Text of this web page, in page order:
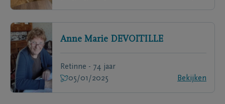
Anne Marie DEVOITILLE
Retinne - 74 jaar
05/01/2025
Bekijken